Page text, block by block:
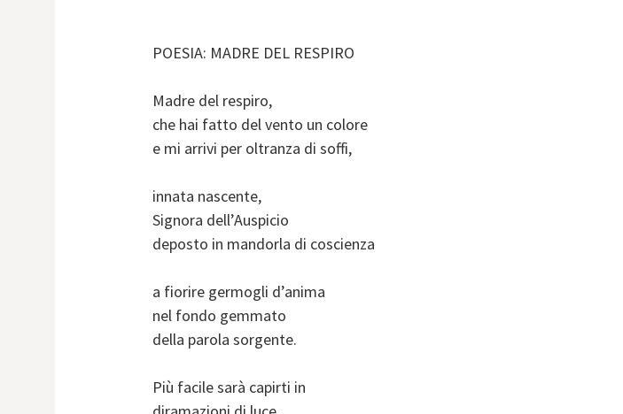
POESIA: MADRE DEL RESPIRO
Madre del respiro,
che hai fatto del vento un colore
e mi arrivi per oltranza di soffi,
innata nascente,
Signora dell’Auspicio
deposto in mandorla di coscienza
a fiorire germogli d’anima
nel fondo gemmato
della parola sorgente.
Più facile sarà capirti in